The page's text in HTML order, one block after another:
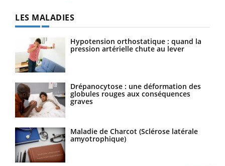
LES MALADIES
Hypotension orthostatique : quand la
pression artérielle chute au lever
Drépanocytose : une déformation des
globules rouges aux conséquences
graves
Maladie de Charcot (Sclérose latérale
amyotrophique)